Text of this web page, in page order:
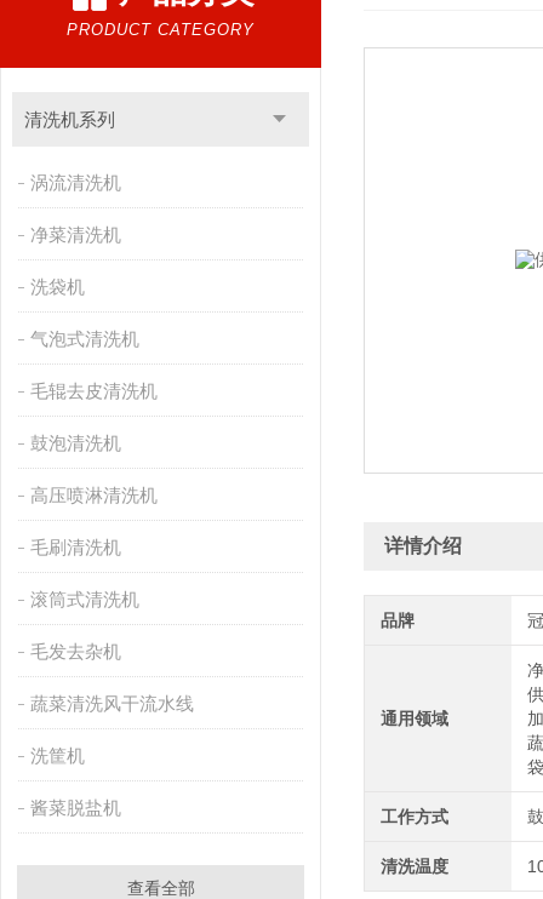
PRODUCT CATEGORY
清洗机系列
涡流清洗机
净菜清洗机
洗袋机
气泡式清洗机
毛辊去皮清洗机
鼓泡清洗机
高压喷淋清洗机
毛刷清洗机
滚筒式清洗机
毛发去杂机
蔬菜清洗风干流水线
洗筐机
酱菜脱盐机
查看全部
详情介绍
品牌
通用领域
工作方式
清洗温度